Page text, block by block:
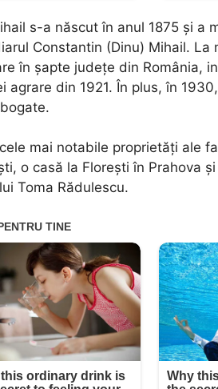
s-a născut în anul 1875 și a
Constantin (Dinu) Mihail.
în șapte județe din România,
agrare din 1921. În plus, în
mai notabile proprietăți ale
o casă la Florești în Prahova
Toma Rădulescu.